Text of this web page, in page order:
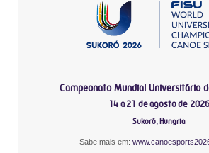
Campeonato Mundial Universitário
14 a 21 de agosto de 2026
Sukoró, Hungria
Sabe mais em: